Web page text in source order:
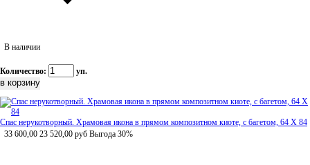
В наличии
Количество: уп.
Спас нерукотворный. Храмовая икона в прямом композитном киоте, с багетом, 64 Х 84
33 600,00 23 520,00 руб Выгода 30%